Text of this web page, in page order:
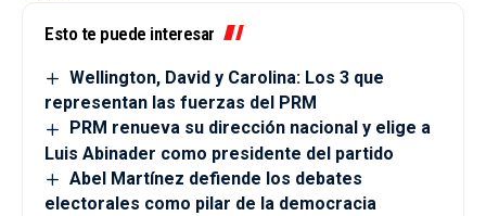
Esto te puede interesar
Wellington, David y Carolina: Los 3 que
representan las fuerzas del PRM
PRM renueva su dirección nacional y elige a
Luis Abinader como presidente del partido
Abel Martínez defiende los debates
electorales como pilar de la democracia